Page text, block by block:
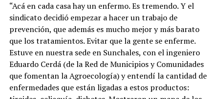
“Acá en cada casa hay un enfermo. Es tremendo. Y el
sindicato decidió empezar a hacer un trabajo de
prevención, que además es mucho mejor y más barato
que los tratamientos. Evitar que la gente se enferme.
Estuve en nuestra sede en Sunchales, con el ingeniero
Eduardo Cerdá (de la Red de Municipios y Comunidades
que fomentan la Agroecología) y entendí la cantidad de
enfermedades que están ligadas a estos productos: